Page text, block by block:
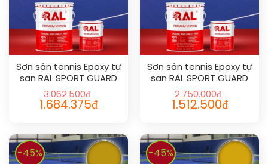
Sơn sân tennis Epoxy tự
san RAL SPORT GUARD
SL 1032
3.062.500₫
1.684.375₫
Sơn sân tennis Epoxy tự
san RAL SPORT GUARD
SL 1024
2.750.000₫
1.512.500₫
-45% -45%